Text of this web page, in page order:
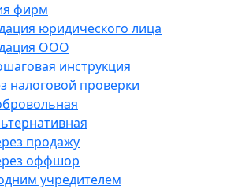
фирм
юридического лица
ООО
инструкция
налоговой проверки
продажу
оффшор
учредителем